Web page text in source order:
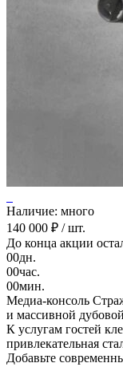
Наличие: много
140 000 ₽ / шт.
До конца акции
00дн.
00час.
00мин.
Медиа-консоль
и массивной
К услугам гостей
привлекательная
Добавьте